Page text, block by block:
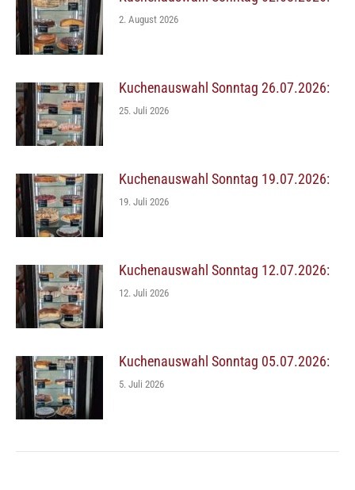
2. August 2026
Kuchenauswahl Sonntag 26.07.2026:
25. Juli 2026
Kuchenauswahl Sonntag 19.07.2026:
19. Juli 2026
Kuchenauswahl Sonntag 12.07.2026:
12. Juli 2026
Kuchenauswahl Sonntag 05.07.2026:
5. Juli 2026